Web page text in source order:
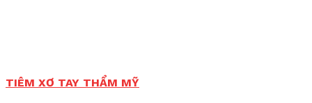
TIÊM XƠ TAY THẨM MỸ